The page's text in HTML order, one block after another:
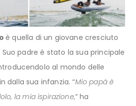
è quella di un giovane cresciuto
padre è stato la sua principale
al mondo delle
dalla sua infanzia. “Mio papà è
la mia ispirazione,” ha